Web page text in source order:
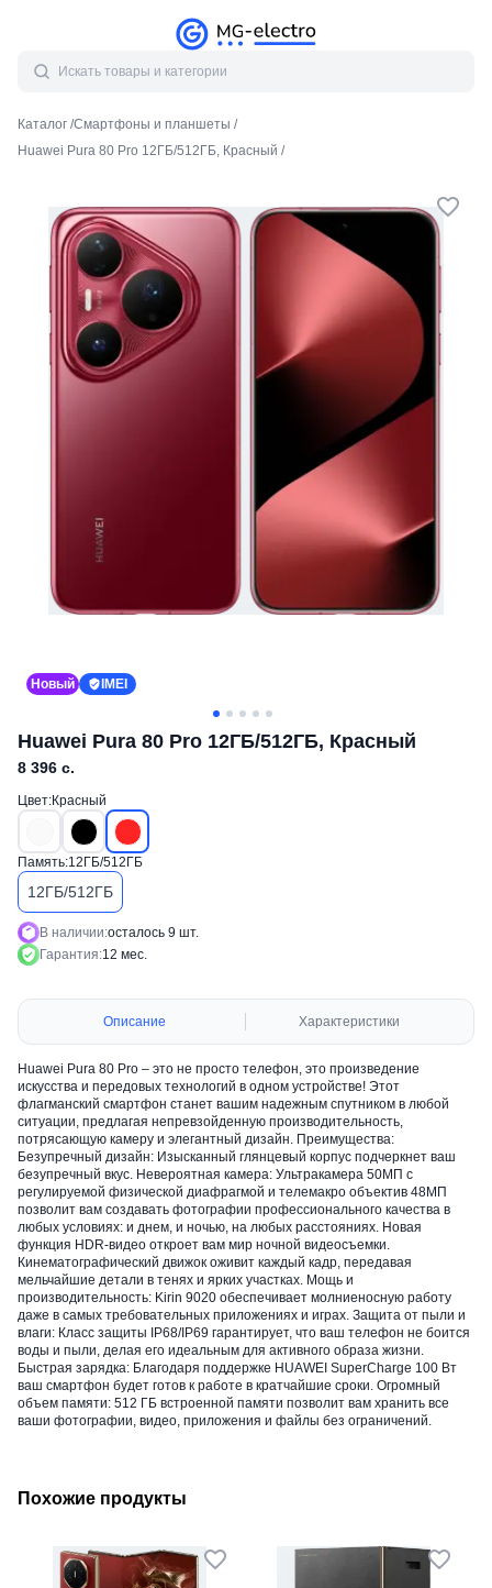
Каталог /Смартфоны и планшеты /
Huawei Pura 80 Pro 12ГБ/512ГБ, Красный /
Новый IMEI
Huawei Pura 80 Pro 12ГБ/512ГБ, Красный
8 396 c.
Цвет:Красный
Память:12ГБ/512ГБ
12ГБ/512ГБ
В наличии:осталось 9 шт.
Гарантия:12 мес.
Описание Характеристики
Huawei Pura 80 Pro – это не просто телефон, это произведение
искусства и передовых технологий в одном устройстве! Этот
флагманский смартфон станет вашим надежным спутником в любой
ситуации, предлагая непревзойденную производительность,
потрясающую камеру и элегантный дизайн. Преимущества:
Безупречный дизайн: Изысканный глянцевый корпус подчеркнет ваш
безупречный вкус. Невероятная камера: Ультракамера 50МП с
регулируемой физической диафрагмой и телемакро объектив 48МП
позволит вам создавать фотографии профессионального качества в
любых условиях: и днем, и ночью, на любых расстояниях. Новая
функция HDR-видео откроет вам мир ночной видеосъемки.
Кинематографический движок оживит каждый кадр, передавая
мельчайшие детали в тенях и ярких участках. Мощь и
производительность: Kirin 9020 обеспечивает молниеносную работу
даже в самых требовательных приложениях и играх. Защита от пыли и
влаги: Класс защиты IP68/IP69 гарантирует, что ваш телефон не боится
воды и пыли, делая его идеальным для активного образа жизни.
Быстрая зарядка: Благодаря поддержке HUAWEI SuperCharge 100 Вт
ваш смартфон будет готов к работе в кратчайшие сроки. Огромный
объем памяти: 512 ГБ встроенной памяти позволит вам хранить все
ваши фотографии, видео, приложения и файлы без ограничений.
Похожие продукты